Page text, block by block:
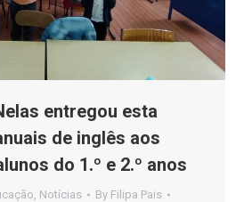
entregou esta
de inglês aos
do 1.º e 2.º anos
Notícias By Filipa Pais